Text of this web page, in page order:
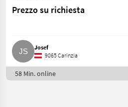
Prezzo su richiesta
Josef
9065 Carinzia
58 Min. online